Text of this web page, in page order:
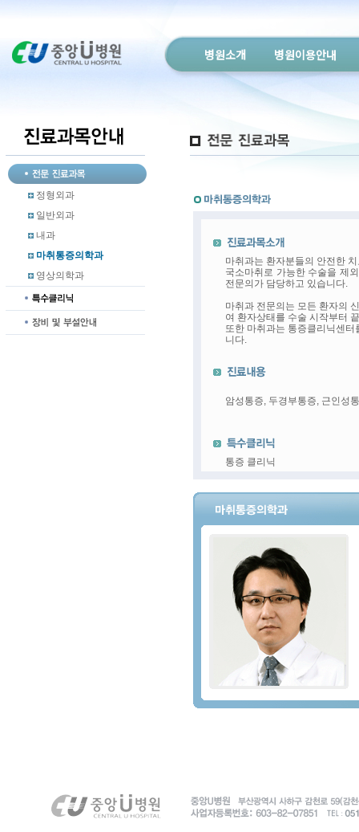
병원소개 병원이용안내
정형외과
일반외과
내과
마취통증의학과
영상의학과
마취과는 환자분들의 안전한
국소마취로 가능한 수술을 제
전문의가 담당하고 있습니다.
마취과 전문의는 모든 환자의
여 환자상태를 수술 시작부터
또한 마취과는 통증클리닉센
니다.
암성통증, 두경부통증, 근인성
통증 클리닉